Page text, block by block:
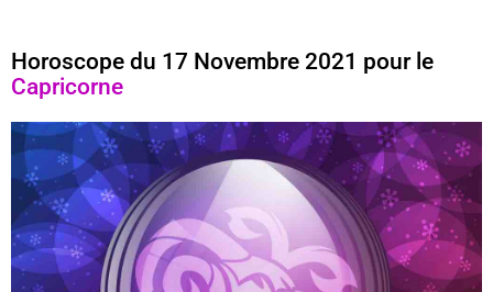
Horoscope du 17 Novembre 2021 pour le
Capricorne